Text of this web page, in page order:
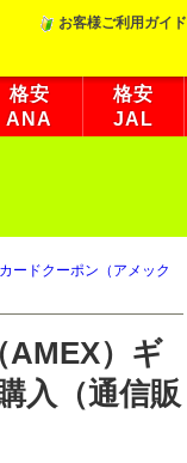
お客様ご利用ガイド
格安
ANA
格安
JAL
ードクーポン（アメック
AMEX）ギ
入（通信販